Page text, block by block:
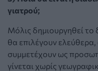
γιατρού;
Μόλις δημιουργηθεί το
θα επιλέγουν
συμμετέχουν ως
γίνεται χωρίς